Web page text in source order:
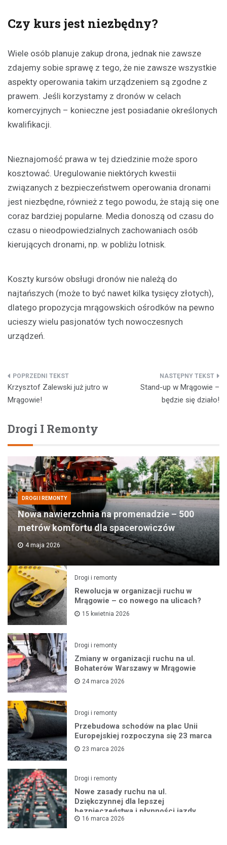
Czy kurs jest niezbędny?
Wiele osób planuje zakup drona, jednak nie zawsze
zdajemy sobie sprawę z tego, że nie zawsze wszystkie
aspekty operowania takim urządzeniem są zgodne z
prawem. Jeśli korzystamy z dronów w celach
komercyjnych – konieczne jest posiadanie określonych
kwalifikacji.
Nieznajomość prawa w tej dziedzinie może sporo
kosztować. Uregulowanie niektórych kwestii
związanych z bezpieczeństwem operowania dronami
jest niezbędne, również z tego powodu, że stają się one
coraz bardziej popularne. Media donoszą od czasu do
czasu o nieodpowiedzialnych zachowaniach osób
kierujących dronami, np. w pobliżu lotnisk.
Koszty kursów obsługi dronów nie należą do
najtańszych (może to być nawet kilka tysięcy złotych),
dlatego propozycja mrągowskich ośrodków na pewno
ucieszy wielu pasjonatów tych nowoczesnych
urządzeń.
Nawigacja
wpisu
Krzysztof Zalewski już jutro w
Mrągowie!
Stand-up w Mrągowie –
będzie się działo!
Drogi I Remonty
DROGI I REMONTY
Nowa nawierzchnia na promenadzie – 500
metrów komfortu dla spacerowiczów
4 maja 2026
Drogi i remonty
Rewolucja w organizacji ruchu w
Mrągowie – co nowego na ulicach?
15 kwietnia 2026
Drogi i remonty
Zmiany w organizacji ruchu na ul.
Bohaterów Warszawy w Mrągowie
24 marca 2026
Drogi i remonty
Przebudowa schodów na plac Unii
Europejskiej rozpoczyna się 23 marca
23 marca 2026
Drogi i remonty
Nowe zasady ruchu na ul.
Dziękczynnej dla lepszej
bezpieczeństwa i płynności jazdy
16 marca 2026